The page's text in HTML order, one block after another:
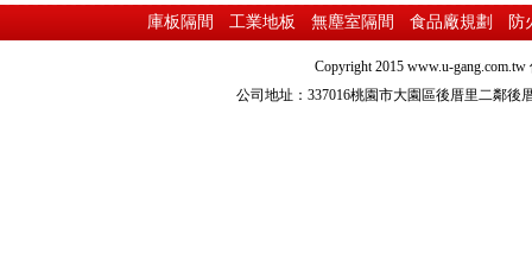
庫板隔間 工業地板 無塵室隔間 食品廠規劃 防
Copyright 2015 www.u-gang.com.tw
公司地址：337016桃園市大園區後厝里二鄰後